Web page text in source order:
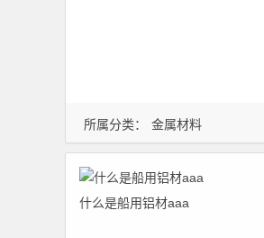
所属分类： 金属材料
什么是船用铝材aaa